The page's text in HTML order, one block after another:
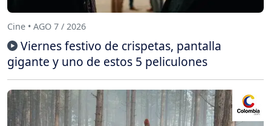
Cine • AGO 7 / 2026
Viernes festivo de crispetas, pantalla
gigante y uno de estos 5 peliculones